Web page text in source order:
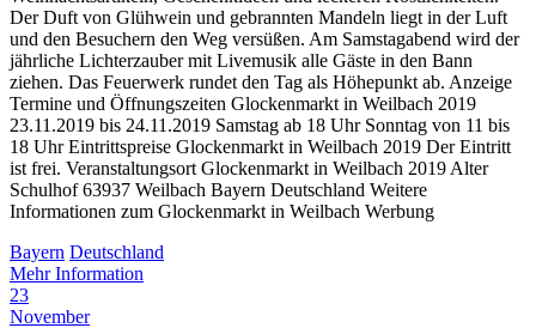
Der Duft von Glühwein und gebrannten Mandeln liegt in der Luft
und den Besuchern den Weg versüßen. Am Samstagabend wird der
jährliche Lichterzauber mit Livemusik alle Gäste in den Bann
ziehen. Das Feuerwerk rundet den Tag als Höhepunkt ab. Anzeige
Termine und Öffnungszeiten Glockenmarkt in Weilbach 2019
23.11.2019 bis 24.11.2019 Samstag ab 18 Uhr Sonntag von 11 bis
18 Uhr Eintrittspreise Glockenmarkt in Weilbach 2019 Der Eintritt
ist frei. Veranstaltungsort Glockenmarkt in Weilbach 2019 Alter
Schulhof 63937 Weilbach Bayern Deutschland Weitere
Informationen zum Glockenmarkt in Weilbach Werbung
Bayern Deutschland
Mehr Information
23
November